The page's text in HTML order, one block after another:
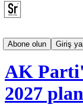
Abone olun
Giriş
Posta
AK
2027